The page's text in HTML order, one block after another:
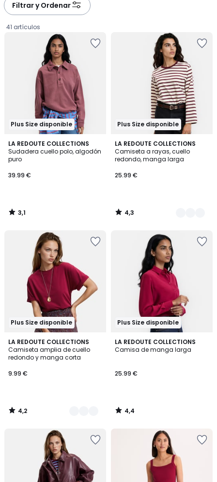
Filtrar y Ordenar
41 artículos
Plus Size disponible
LA REDOUTE COLLECTIONS
Sudadera cuello polo, algodón
puro
€.
39.99 €
3,1
/
5
3,1
/
Plus Size disponible
LA REDOUTE COLLECTIONS
Camiseta a rayas, cuello
redondo, manga larga
25.99 €
4,3
/ 5
2
Colores
4,3
/
Plus Size disponible
LA REDOUTE COLLECTIONS
Camiseta amplia de cuello
redondo y manga corta
9.99 €
4,2
/ 5
2
Colores
4,2
/
Plus Size disponible
LA REDOUTE COLLECTIONS
Camisa de manga larga
25.99 €
4,4
/ 5
4,4
/